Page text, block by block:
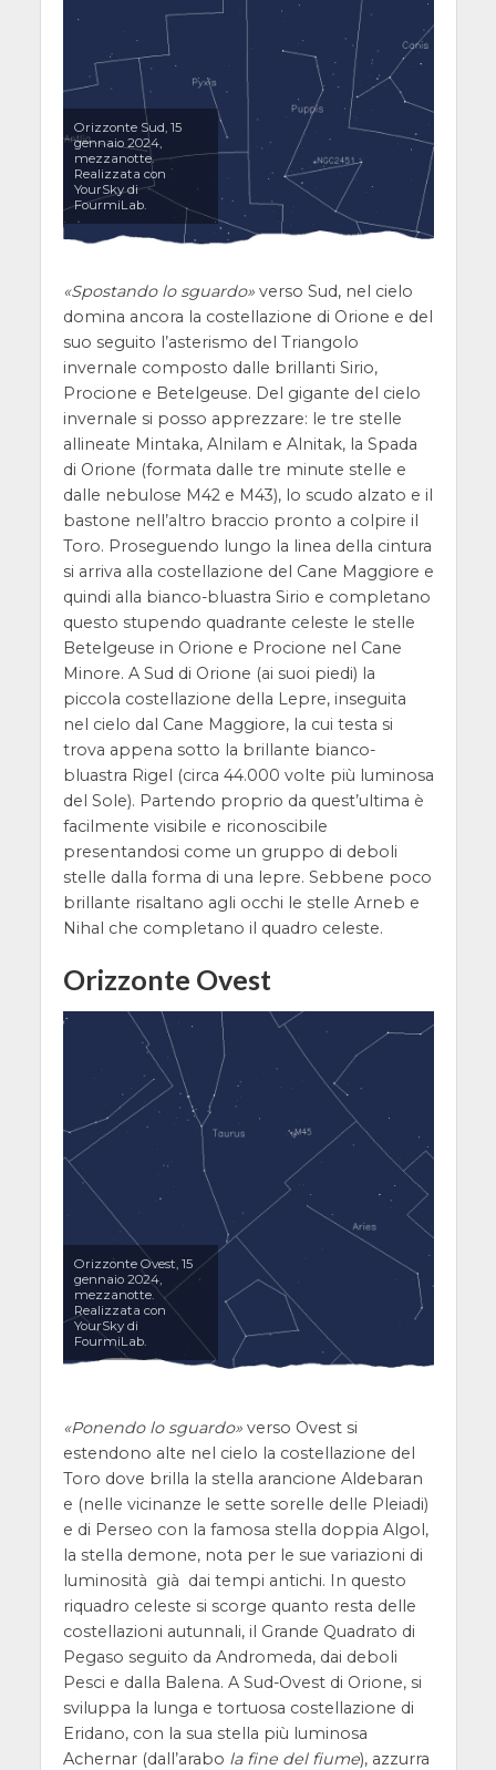
Orizzonte Sud, 15
gennaio 2024,
mezzanotte.
Realizzata con
YourSky di
FourmiLab.
Spostando lo sguardo verso Sud, nel cielo
domina ancora la costellazione di Orione e del
suo seguito l’asterismo del Triangolo
invernale composto dalle brillanti Sirio,
Procione e Betelgeuse. Del gigante del cielo
invernale si posso apprezzare: le tre stelle
allineate Mintaka, Alnilam e Alnitak, la Spada
di Orione (formata dalle tre minute stelle e
dalle nebulose M42 e M43), lo scudo alzato e il
bastone nell’altro braccio pronto a colpire il
Toro. Proseguendo lungo la linea della cintura
si arriva alla costellazione del Cane Maggiore e
quindi alla bianco-bluastra Sirio e completano
questo stupendo quadrante celeste le stelle
Betelgeuse in Orione e Procione nel Cane
Minore. A Sud di Orione (ai suoi piedi) la
piccola costellazione della Lepre, inseguita
nel cielo dal Cane Maggiore, la cui testa si
trova appena sotto la brillante bianco-
bluastra Rigel (circa 44.000 volte più luminosa
del Sole). Partendo proprio da quest’ultima è
facilmente visibile e riconoscibile
presentandosi come un gruppo di deboli
stelle dalla forma di una lepre. Sebbene poco
brillante risaltano agli occhi le stelle Arneb e
Nihal che completano il quadro celeste.
Orizzonte Ovest
Orizzonte Ovest, 15
gennaio 2024,
mezzanotte.
Realizzata con
YourSky di
FourmiLab.
Ponendo lo sguardo verso Ovest si
estendono alte nel cielo la costellazione del
Toro dove brilla la stella arancione Aldebaran
e (nelle vicinanze le sette sorelle delle Pleiadi)
e di Perseo con la famosa stella doppia Algol,
la stella demone, nota per le sue variazioni di
luminosità già dai tempi antichi. In questo
riquadro celeste si scorge quanto resta delle
costellazioni autunnali, il Grande Quadrato di
Pegaso seguito da Andromeda, dai deboli
Pesci e dalla Balena. A Sud-Ovest di Orione, si
sviluppa la lunga e tortuosa costellazione di
Eridano, con la sua stella più luminosa
Achernar (dall’arabo la fine del fiume), azzurra